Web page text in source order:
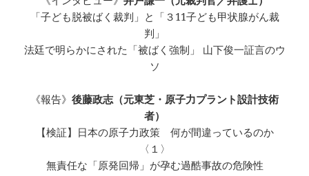
「子ども脱被ばく裁判」と「３11子ども甲状腺がん裁
判」
法廷で明らかにされた「被ばく強制」 山下俊一証言のウ
ソ
《報告》 後藤政志（元東芝・原子力プラント設計技術
者）
【検証】日本の原子力政策 何が間違っているのか
〈１〉
無責任な「原発回帰」が孕む過酷事故の危険性